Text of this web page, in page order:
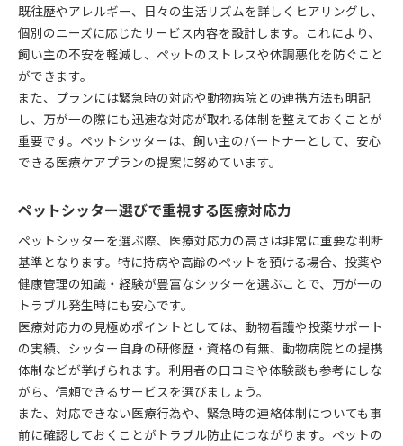
既往歴やアレルギー、日々の生活リズムを詳しくヒアリングし、
個別のニーズに応じたサービス内容を設計します。これにより、
飼い主の不安を軽減し、ペットのストレスや体調悪化を防ぐこと
ができます。
また、プランには緊急時の対応や動物病院との連携方法も明記
し、万が一の際にも迅速な対応が取れる体制を整えておくことが
重要です。ペットシッターは、飼い主のパートナーとして、安心
できる医療ケアプランの提案に努めています。
ペットシッター選びで重視する医療対応力
ペットシッターを選ぶ際、医療対応力の高さは非常に重要な判断
基準となります。特に持病や高齢のペットを預ける場合、投薬や
健康管理の知識・経験が豊富なシッターを選ぶことで、万が一の
トラブル発生時にも安心です。
医療対応力の見極めポイントとしては、動物看護や投薬サポート
の実績、シッター自身の研修歴・資格の有無、動物病院との提携
体制などが挙げられます。利用者の口コミや体験談も参考にしな
がら、信頼できるサービスを選びましょう。
また、対応できない医療行為や、緊急時の連絡体制についても事
前に確認しておくことがトラブル防止につながります。ペットの